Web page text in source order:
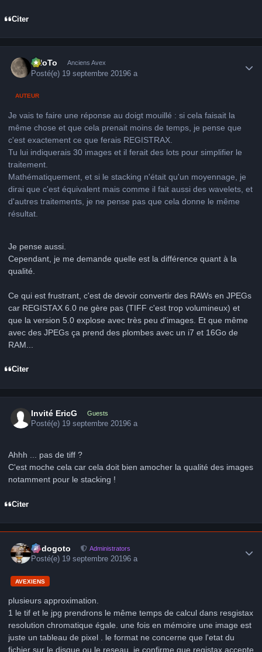
Citer
FHoTo Anciens Avex
Posté(e) 19 septembre 20196 a
AUTEUR
Je vais te faire une réponse au doigt mouillé : si cela faisait la
même chose et que cela prenait moins de temps, je pense que
c'est exactement ce que ferais REGISTRAX.
Tu lui indiquerais 30 images et il ferait des lots pour simplifier le
traitement.
Mathématiquement, et si le stacking n'était qu'un moyennage, je
dirai que c'est équivalent mais comme il fait aussi des wavelets, et
d'autres traitements, je ne pense pas que cela donne le même
résultat.
Je pense aussi.
Cependant, je me demande quelle est la différence quant à la
qualité.
Ce qui est frustrant, c'est de devoir convertir des RAWs en JPEGs
car REGISTAX 6.0 ne gère pas (TIFF c'est trop volumineux) et
que la version 5.0 explose avec très peu d'images. Et que même
avec des JPEGs ça prend des plombes avec un i7 et 16Go de
RAM...
Citer
Invité EricG Guests
Posté(e) 19 septembre 20196 a
Ahhh ... pas de tiff ?
C'est moche cela car cela doit bien amocher la qualité des images
notamment pour le stacking !
Citer
frédogoto Administrators
Posté(e) 19 septembre 20196 a
AVEXIENS
plusieurs approximation.
1 le tif et le jpg prendrons le même temps de calcul dans resgistax
resolution chromatique égale. une fois en mémoire une image est
juste un tableau de pixel . le format ne concerne que l'etat du
fichier sur le disque ou le reseau, je confirme que registax accepte